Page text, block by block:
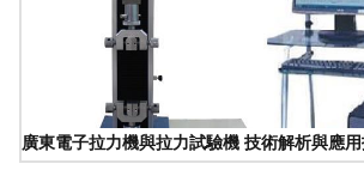
廣東電子拉力機與拉力試驗機 技術解析與應